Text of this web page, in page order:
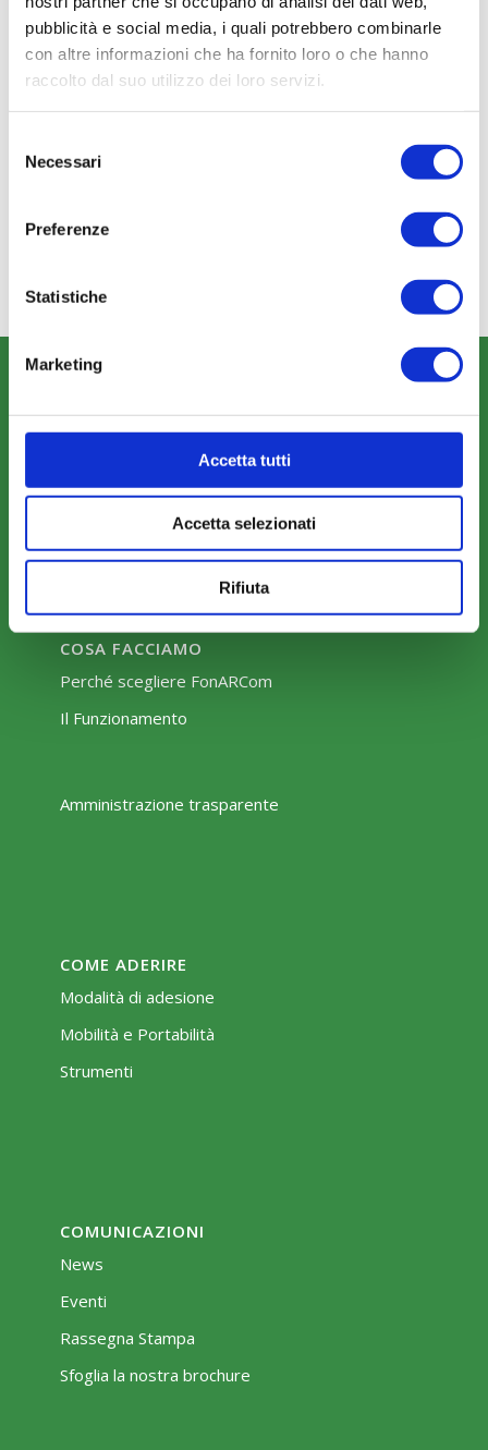
pubblicità e social media, i quali potrebbero combinarle
con altre informazioni che ha fornito loro o che hanno
raccolto dal suo utilizzo dei loro servizi.
delNecessari
Preferenze
Statistiche
Marketing
Accetta tutti
Accetta selezionati
Rifiuta
su
Twitter
CHI SIAMO
Fondo FonARCom
La Mission
COSA FACCIAMO
Perché scegliere FonARCom
Il Funzionamento
Amministrazione trasparente
COME ADERIRE
Modalità di adesione
Mobilità e Portabilità
Strumenti
COMUNICAZIONI
News
Eventi
Rassegna Stampa
Sfoglia la nostra brochure